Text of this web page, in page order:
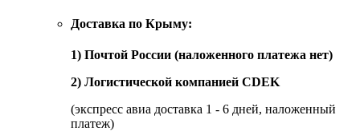
Доставка по Крыму:
1) Почтой России (наложенного платежа нет)
2) Логистической компанией CDEK
(экспресс авиа доставка 1 - 6 дней, наложенный
платеж)